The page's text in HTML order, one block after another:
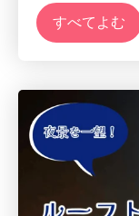
すべてよむ